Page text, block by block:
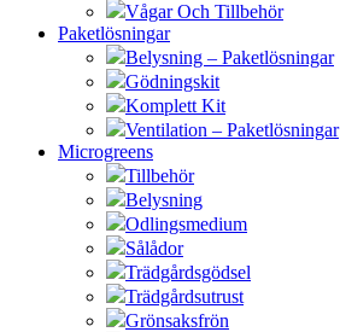
Vågar Och Tillbehör
Paketlösningar
Belysning – Paketlösningar
Gödningskit
Komplett Kit
Ventilation – Paketlösningar
Microgreens
Tillbehör
Belysning
Odlingsmedium
Sålådor
Trädgårdsgödsel
Trädgårdsutrust
Grönsaksfrön